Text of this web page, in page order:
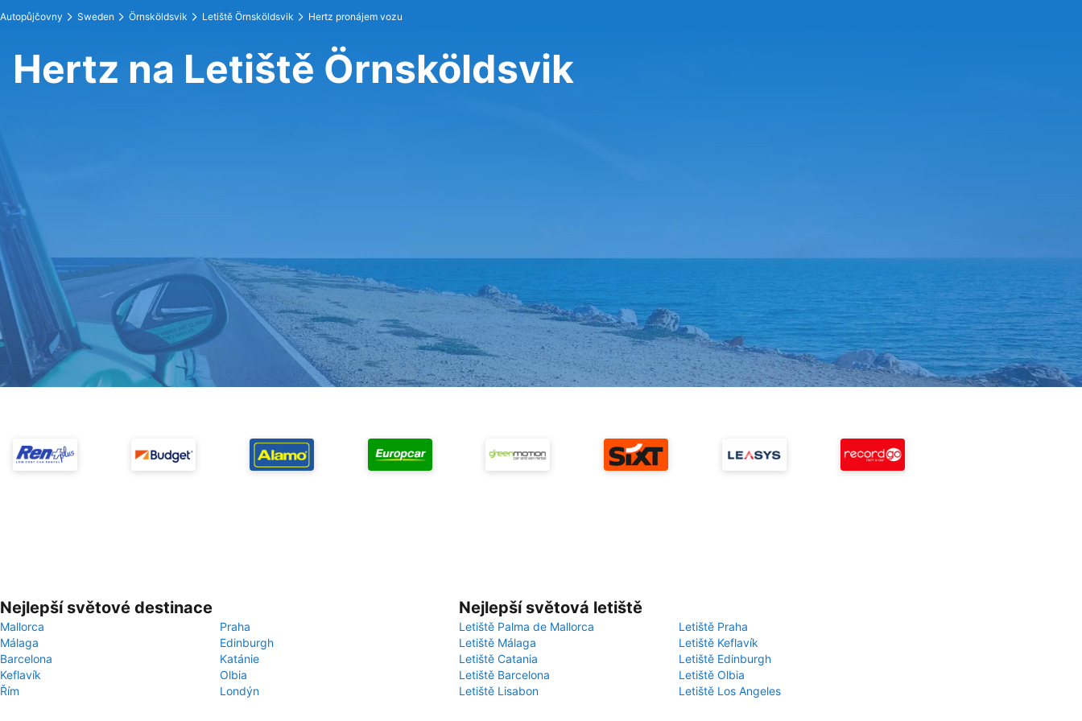
Autopůjčovny Sweden Örnsköldsvik Letiště Örnsköldsvik Hertz pronájem vozu
Hertz na Letiště Örnsköldsvik
Nejlepší světové destinace
Mallorca
Praha
Málaga
Edinburgh
Barcelona
Katánie
Keflavík
Olbia
Řím
Londýn
Nejlepší světová letiště
Letiště Palma de Mallorca
Letiště Praha
Letiště Málaga
Letiště Keflavík
Letiště Catania
Letiště Edinburgh
Letiště Barcelona
Letiště Olbia
Letiště Lisabon
Letiště Los Angeles